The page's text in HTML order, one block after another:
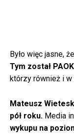
Było więc jasne,
Tym został
którzy również i
Mateusz
pół roku. Media
wykupu na